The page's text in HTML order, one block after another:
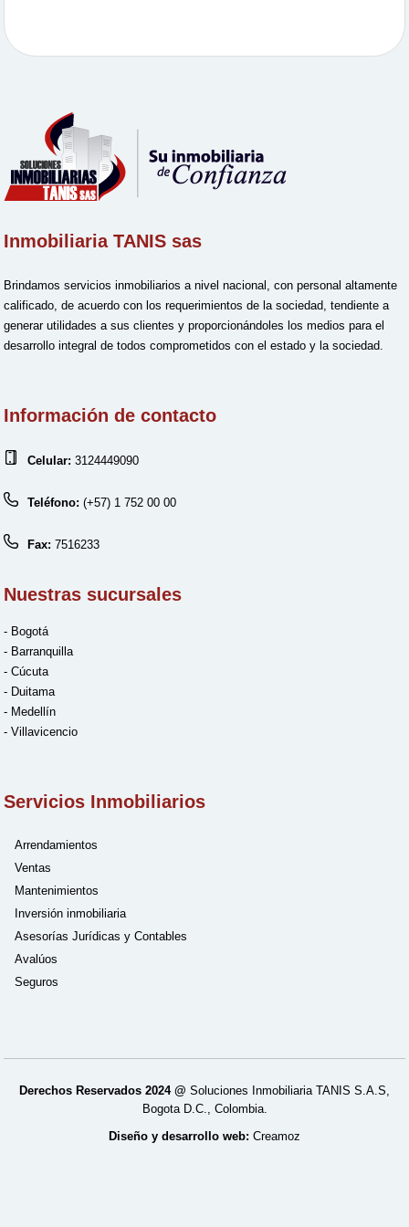
Inmobiliaria TANIS sas
Brindamos servicios inmobiliarios a nivel nacional, con personal altamente
calificado, de acuerdo con los requerimientos de la sociedad, tendiente a
generar utilidades a sus clientes y proporcionándoles los medios para el
desarrollo integral de todos comprometidos con el estado y la sociedad.
Información de contacto
Celular: 3124449090
Teléfono: (+57) 1 752 00 00
Fax: 7516233
Nuestras sucursales
- Bogotá
- Barranquilla
- Cúcuta
- Duitama
- Medellín
- Villavicencio
Servicios Inmobiliarios
Arrendamientos
Ventas
Mantenimientos
Inversión inmobiliaria
Asesorías Jurídicas y Contables
Avalúos
Seguros
Derechos Reservados 2024 @ Soluciones Inmobiliaria TANIS S.A.S,
Bogota D.C., Colombia.
Diseño y desarrollo web: Creamoz